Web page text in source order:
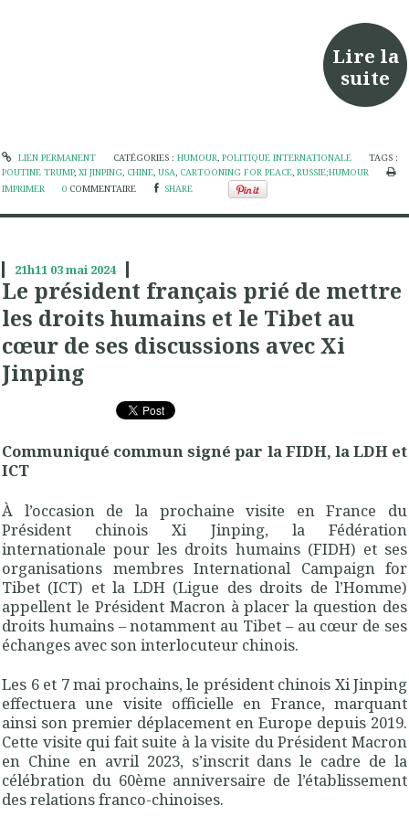
Lire la
suite
LIEN PERMANENT CATÉGORIES : HUMOUR, POLITIQUE INTERNATIONALE
TAGS :
POUTINE TRUMP, XI JINPING, CHINE, USA, CARTOONING FOR PEACE, RUSSIE;HUMOUR
IMPRIMER
0 COMMENTAIRE SHARE
21h11 03mai 2024
Le président français prié de mettre
les droits humains et le Tibet au
cœur de ses discussions avec Xi
Jinping
Communiqué commun signé par la FIDH, la LDH et
ICT
À l’occasion de la prochaine visite en France du
Président chinois Xi Jinping, la Fédération
internationale pour les droits humains (FIDH) et ses
organisations membres International Campaign for
Tibet (ICT) et la LDH (Ligue des droits de l’Homme)
appellent le Président Macron à placer la question des
droits humains – notamment au Tibet – au cœur de ses
échanges avec son interlocuteur chinois.
Les 6 et 7 mai prochains, le président chinois Xi Jinping
effectuera une visite officielle en France, marquant
ainsi son premier déplacement en Europe depuis 2019.
Cette visite qui fait suite à la visite du Président Macron
en Chine en avril 2023, s’inscrit dans le cadre de la
célébration du 60ème anniversaire de l’établissement
des relations franco-chinoises.